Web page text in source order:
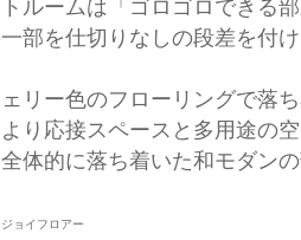
ルームは「ゴロゴロできる
部を仕切りなしの段差を付
リー色のフローリングで落
り応接スペースと多用途の
体的に落ち着いた和モダン
ョイフロアー